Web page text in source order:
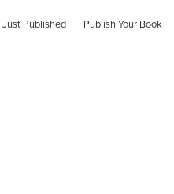
Just Published Publish Your Book